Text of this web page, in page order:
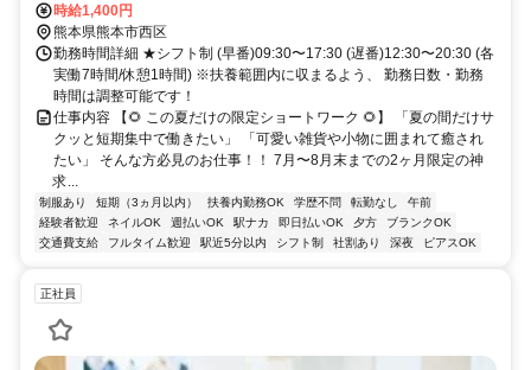
通機関の利用が便利！交通費規定支給⭐
時給1,400円
熊本県熊本市西区
勤務時間詳細 ★シフト制 (早番)09:30〜17:30 (遅番)12:30〜20:30 (各
実働7時間/休憩1時間) ※扶養範囲内に収まるよう、 勤務日数・勤務
時間は調整可能です！
仕事内容 【🌻 この夏だけの限定ショートワーク 🌻】 「夏の間だけサ
クッと短期集中で働きたい」 「可愛い雑貨や小物に囲まれて癒され
たい」 そんな方必見のお仕事！！ 7月〜8月末までの2ヶ月限定の神
求...
制服あり 短期（3ヵ月以内） 扶養内勤務OK 学歴不問 転勤なし
午前
経験者歓迎
ネイルOK 週払いOK 駅ナカ 即日払いOK 夕方
ブランクOK
交通費支給
フルタイム歓迎 駅近5分以内 シフト制 社割あり 深夜 ピアスOK
正社員